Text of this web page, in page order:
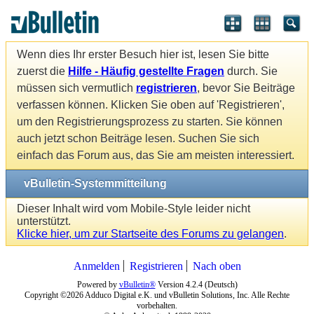
Wenn dies Ihr erster Besuch hier ist, lesen Sie bitte
zuerst die Hilfe - Häufig gestellte Fragen durch. Sie
müssen sich vermutlich registrieren, bevor Sie Beiträge
verfassen können. Klicken Sie oben auf 'Registrieren',
um den Registrierungsprozess zu starten. Sie können
auch jetzt schon Beiträge lesen. Suchen Sie sich
einfach das Forum aus, das Sie am meisten interessiert.
vBulletin-Systemmitteilung
Dieser Inhalt wird vom Mobile-Style leider nicht
unterstützt.
Klicke hier, um zur Startseite des Forums zu gelangen.
Anmelden Registrieren Nach oben
Powered by vBulletin®Version 4.2.4 (Deutsch)
Copyright ©2026 Adduco Digital e.K. und vBulletin Solutions, Inc. Alle Rechte
vorbehalten.